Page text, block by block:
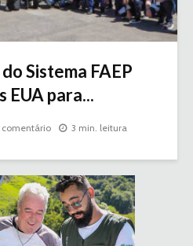
Sistema FAEP
EUA para...
comentário 3 min. leitura